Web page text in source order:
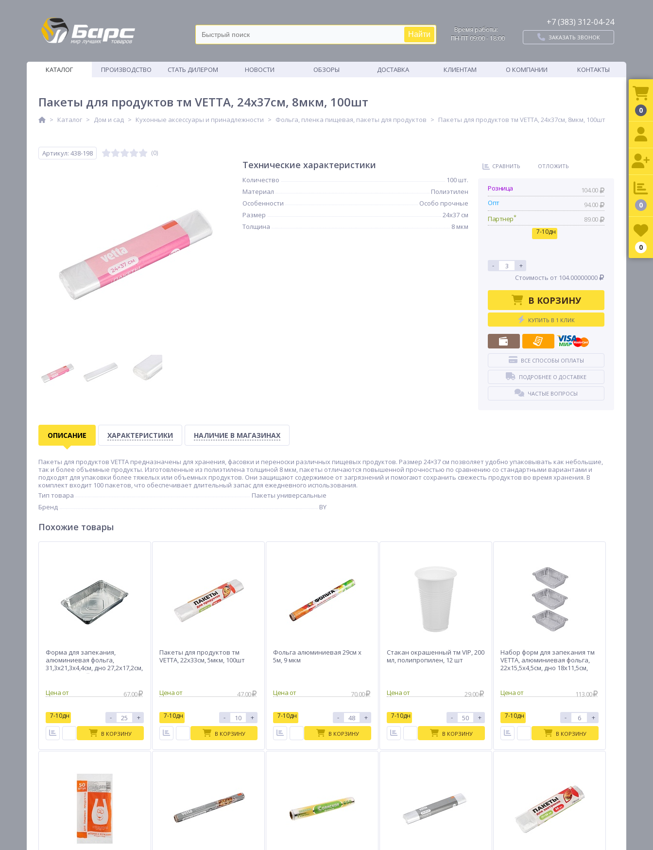
Найти
Время работы:
ПН-ПТ 09:00 - 18:00
+7 (383) 312-04-24
ЗАКАЗАТЬ ЗВОНОК
КАТАЛОГ
ПРОИЗВОДСТВО
СТАТЬ ДИЛЕРОМ НОВОСТИ ОБЗОРЫ ДОСТАВКА КЛИЕНТАМ О КОМПАНИИ КОНТАКТЫ
Пакеты для продуктов тм VETTA, 24x37см, 8мкм, 100шт
Каталог Дом и сад Кухонные аксессуары и принадлежности Фольга, пленка пищевая, пакеты для продуктов Пакеты для продуктов тм VETTA, 24x37см, 8мкм, 100шт
Артикул: 438-198 (0)
Технические характеристики
Количество
100 шт.
Материал
Полиэтилен
Особенности
Особо прочные
Размер
24x37 см
Толщина
8 мкм
СРАВНИТЬ ОТЛОЖИТЬ
Розница
104.00
Опт
94.00
Партнер* 89.00
7-10дн
-
+
Стоимость от 104.00000000
В КОРЗИНУ
КУПИТЬ В 1 КЛИК
ВСЕ СПОСОБЫ ОПЛАТЫ
ПОДРОБНЕЕ О ДОСТАВКЕ
ЧАСТЫЕ ВОПРОСЫ
ОПИСАНИЕ ХАРАКТЕРИСТИКИ НАЛИЧИЕ В МАГАЗИНАХ
Пакеты для продуктов VETTA предназначены для хранения, фасовки и переноски различных пищевых продуктов. Размер 24×37 см позволяет удобно упаковывать как небольшие,
так и более объемные продукты. Изготовленные из полиэтилена толщиной 8 мкм, пакеты отличаются повышенной прочностью по сравнению со стандартными вариантами и
подходят для упаковки более тяжелых или объемных продуктов. Они защищают содержимое от загрязнений и помогают сохранить свежесть продуктов во время хранения. В
комплект входит 100 пакетов, что обеспечивает длительный запас для ежедневного использования.
Тип товара
Пакеты универсальные
Бренд
BY
Похожие товары
Форма для запекания,
алюминиевая фольга,
31,3x21,3x4,4см, дно 27,2x17,2см,
2235мл, L-край, 99-07
Цена от
67.00
7-10дн - +
В КОРЗИНУ
Пакеты для продуктов тм
VETTA, 22x33см, 5мкм, 100шт
Цена от 47.00
7-10дн - +
В КОРЗИНУ
Фольга алюминиевая 29см х
5м, 9 мкм
Цена от 70.00
7-10дн - +
В КОРЗИНУ
Стакан окрашенный тм VIP, 200
мл, полипропилен, 12 шт
Цена от 29.00
7-10дн - +
В КОРЗИНУ
Набор форм для запекания тм
VETTA, алюминиевая фольга,
22х15,5х4,5см, дно 18x11,5см,
Цена от
113.00
7-10дн - +
В КОРЗИНУ
0
0
0